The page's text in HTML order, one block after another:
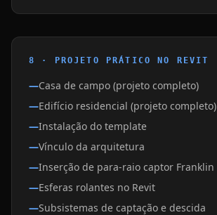
8 · PROJETO PRÁTICO NO REVIT
Casa de campo (projeto completo)
Edifício residencial (projeto completo)
Instalação do template
Vínculo da arquitetura
Inserção de para-raio captor Franklin
Esferas rolantes no Revit
Subsistemas de captação e descida